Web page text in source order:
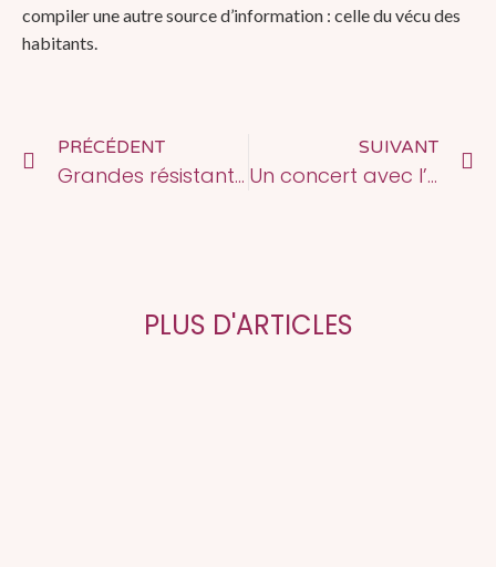
compiler une autre source d’information : celle du vécu des
habitants.
PRÉCÉDENT
Grandes résistantes contemporaines
SUIVANT
Un concert avec l’ONPL
PLUS D'ARTICLES